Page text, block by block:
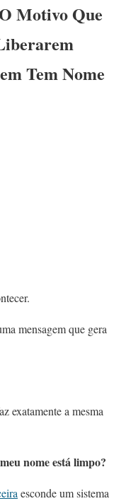
Motivo Que
Tem Nome
mensagem que gera
exatamente a mesma
nome está limpo?
esconde um sistema